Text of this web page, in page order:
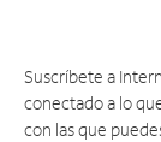
Suscríbete a
conectado a lo
con las que